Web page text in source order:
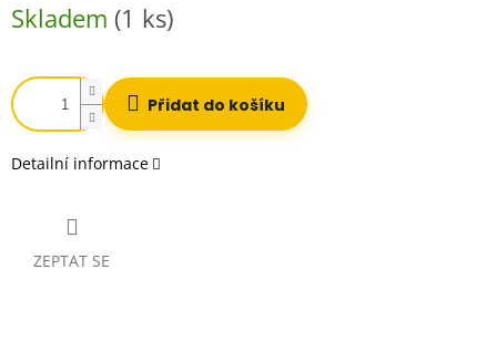
cena:
Skladem (1 ks)
Přidat do košíku
Detailní informace
ZEPTAT SE